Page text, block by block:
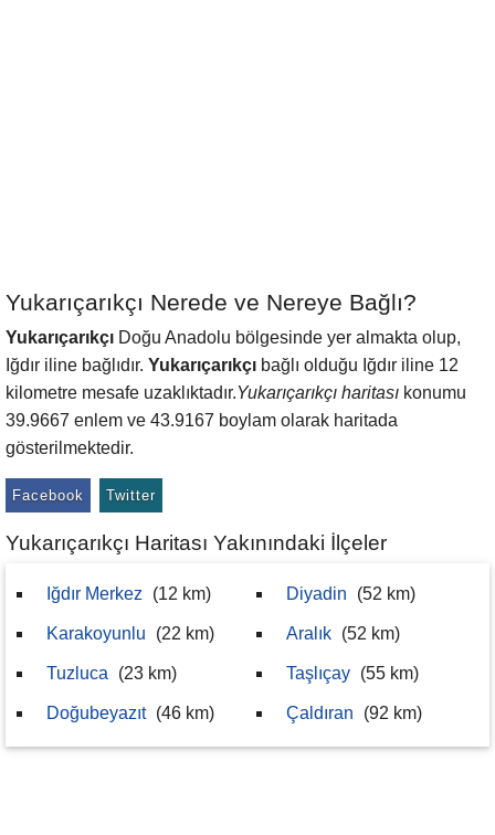
Yukarıçarıkçı Nerede ve Nereye Bağlı?
Yukarıçarıkçı Doğu Anadolu bölgesinde yer almakta olup,
Iğdır iline bağlıdır. Yukarıçarıkçı bağlı olduğu Iğdır iline 12
kilometre mesafe uzaklıktadır.Yukarıçarıkçı haritası konumu
39.9667 enlem ve 43.9167 boylam olarak haritada
gösterilmektedir.
Facebook Twitter
Yukarıçarıkçı Haritası Yakınındaki İlçeler
Iğdır Merkez (12 km)
Karakoyunlu (22 km)
Tuzluca (23 km)
Doğubeyazıt (46 km)
Diyadin (52 km)
Aralık (52 km)
Taşlıçay (55 km)
Çaldıran (92 km)